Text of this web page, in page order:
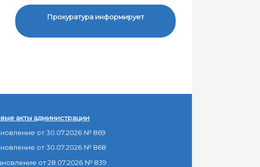
Прокуратура информирует
акты администрации
от 30.07.2026 № 869
от 30.07.2026 № 868
от 28.07.2026 № 839